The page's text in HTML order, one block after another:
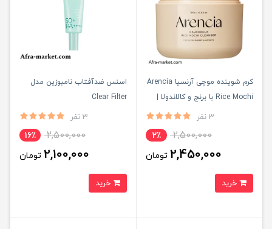
کرم شوینده موچی آرنسیا Arencia
Rice Mochi با برنج و کالاندولا |
پاکسازی عمیق بدون خشکی و ضد
3 نفر
2,500,000 2٪
2,450,000 تومان
اسنس ضدآفتاب نامبوزین مدل
Clear Filter ‌‌
3 نفر
2,500,000 16٪
2,100,000 تومان